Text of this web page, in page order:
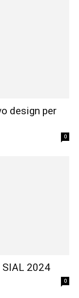
design per
0
2024
0